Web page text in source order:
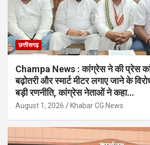
छत्तीसगढ़
Champa News : कांग्रेस ने की प्रेस
बढ़ोतरी और स्मार्ट मीटर लगाए जाने के
बड़ी रणनीति, कांग्रेस नेताओं ने कहा…
August 1, 2026 Khabar CG News